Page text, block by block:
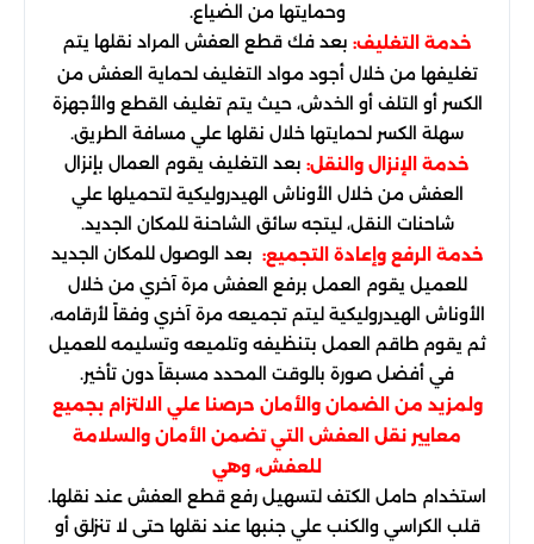
وحمايتها من الضياع.
خدمة التغليف: بعد فك قطع العفش المراد نقلها يتم
تغليفها من خلال أجود مواد التغليف لحماية العفش من
الكسر أو التلف أو الخدش، حيث يتم تغليف القطع والأجهزة
سهلة الكسر لحمايتها خلال نقلها علي مسافة الطريق.
خدمة الإنزال والنقل: بعد التغليف يقوم العمال بإنزال
العفش من خلال الأوناش الهيدروليكية لتحميلها علي
شاحنات النقل، ليتجه سائق الشاحنة للمكان الجديد.
خدمة الرفع وإعادة التجميع: بعد الوصول للمكان الجديد
للعميل يقوم العمل برفع العفش مرة آخري من خلال
الأوناش الهيدروليكية ليتم تجميعه مرة آخري وفقاً لأرقامه،
ثم يقوم طاقم العمل بتنظيفه وتلميعه وتسليمه للعميل
في أفضل صورة بالوقت المحدد مسبقاً دون تأخير.
ولمزيد من الضمان والأمان حرصنا علي الالتزام بجميع
معايير نقل العفش التي تضمن الأمان والسلامة
للعفش، وهي
استخدام حامل الكتف لتسهيل رفع قطع العفش عند نقلها.
قلب الكراسي والكنب علي جنبها عند نقلها حتى لا تنزلق أو